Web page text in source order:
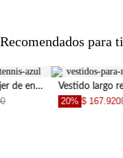
Recomendados para ti
$ 167.920$ 209.900